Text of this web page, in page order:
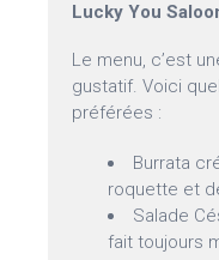
Lucky You
Le menu, c’est
gustatif. Voici
préférées :
Burrata
roquette et
Salade
fait toujours